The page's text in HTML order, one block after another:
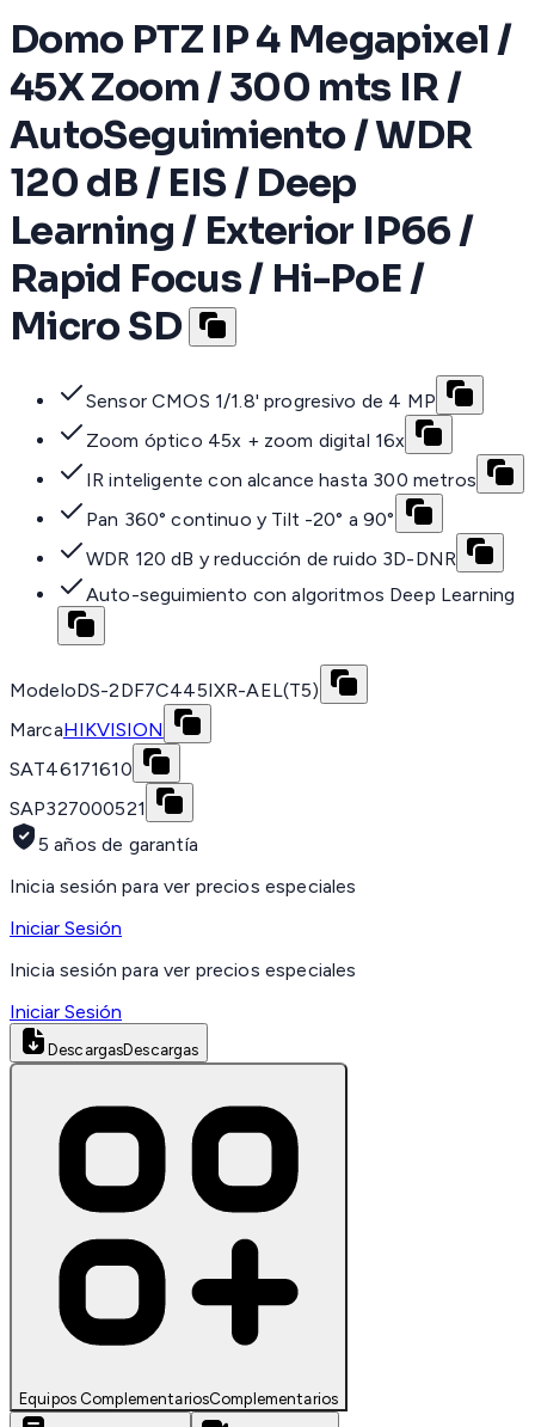
Domo PTZ IP 4 Megapixel /
45X Zoom / 300 mts IR /
AutoSeguimiento / WDR
120 dB / EIS / Deep
Learning / Exterior IP66 /
Rapid Focus / Hi-PoE /
Micro SD
Sensor CMOS 1/1.8' progresivo de 4 MP
Zoom óptico 45x + zoom digital 16x
IR inteligente con alcance hasta 300 metros
Pan 360° continuo y Tilt -20° a 90°
WDR 120 dB y reducción de ruido 3D-DNR
Auto-seguimiento con algoritmos Deep Learning
ModeloDS-2DF7C445IXR-AEL(T5)
MarcaHIKVISION
SAT46171610
SAP327000521
5 años de garantía
Inicia sesión para ver precios especiales
Iniciar Sesión
Inicia sesión para ver precios especiales
Iniciar Sesión
DescargasDescargas
Equipos ComplementariosComplementarios